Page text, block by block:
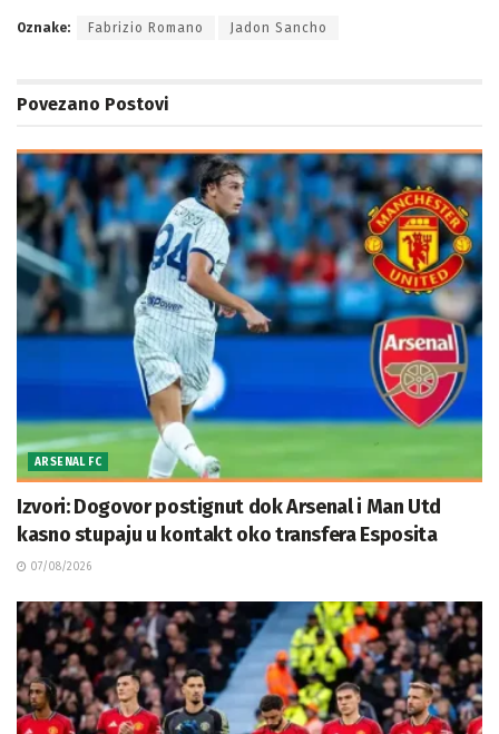
Oznake: Fabrizio Romano Jadon Sancho
Povezano Postovi
ARSENAL FC
Izvori: Dogovor postignut dok Arsenal i Man Utd
kasno stupaju u kontakt oko transfera Esposita
07/08/2026